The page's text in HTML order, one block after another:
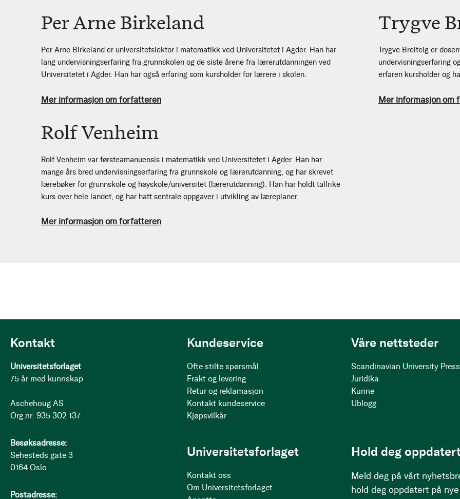
Per Arne Birkeland
Per Arne Birkeland er universitetslektor i matematikk ved Universitetet i Agder. Han har
lang undervisningserfaring fra grunnskolen og de siste årene fra lærerutdanningen ved
Universitetet i Agder. Han har også erfaring som kursholder for lærere i skolen.
Mer informasjon om forfatteren
Trygve
Trygve Breiteig er
undervisningserfaring
erfaren kursholder og
Mer informasjon om
Rolf Venheim
Rolf Venheim var førsteamanuensis i matematikk ved Universitetet i Agder. Han har
mange års bred undervisningserfaring fra grunnskole og lærerutdanning, og har skrevet
lærebøker for grunnskole og høyskole/universitet (lærerutdanning). Han har holdt tallrike
kurs over hele landet, og har hatt sentrale oppgaver i utvikling av læreplaner.
Mer informasjon om forfatteren
Kontakt
Universitetsforlaget
75 år med kunnskap
Aschehoug AS
Org.nr: 935 302 137
Besøksadresse:
Sehesteds gate 3
0164 Oslo
Postadresse:
Kundeservice
Ofte stilte spørsmål
Frakt og levering
Retur og reklamasjon
Kontakt kundeservice
Kjøpsvilkår
Våre nettsteder
Scandinavian University Press
Juridika
Kunne
Ublogg
Universitetsforlaget
Kontakt oss
Om Universitetsforlaget
Hold deg
Meld deg på vårt
hold deg oppdatert på nye